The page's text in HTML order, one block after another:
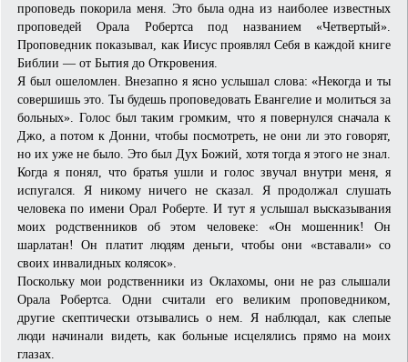
проповедь покорила меня. Это была одна из наиболее известных
проповедей Орала Робертса под названием «Четвертый».
Проповедник показывал, как Иисус проявлял Себя в каждой книге
Библии — от Бытия до Откровения.
Я был ошеломлен. Внезапно я ясно услышал слова: «Некогда и ты
совершишь это. Ты будешь проповедовать Евангелие и молиться за
больных». Голос был таким громким, что я повернулся сначала к
Джо, а потом к Донни, чтобы посмотреть, не они ли это говорят,
но их уже не было. Это был Дух Божий, хотя тогда я этого не знал.
Когда я понял, что братья ушли и голос звучал внутри меня, я
испугался. Я никому ничего не сказал. Я продолжал слушать
человека по имени Орал Роберте. И тут я услышал высказывания
моих родственников об этом человеке: «Он мошенник! Он
шарлатан! Он платит людям деньги, чтобы они «вставали» со
своих инвалидных колясок».
Поскольку мои родственники из Оклахомы, они не раз слышали
Орала Робертса. Одни считали его великим проповедником,
другие скептически отзывались о нем. Я наблюдал, как слепые
люди начинали видеть, как больные исцелялись прямо на моих
глазах.